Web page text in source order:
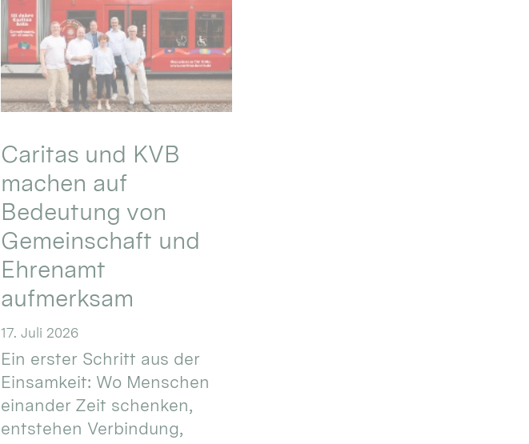
Caritas und KVB
machen auf
Bedeutung von
Gemeinschaft und
Ehrenamt
aufmerksam
17. Juli 2026
Ein erster Schritt aus der
Einsamkeit: Wo Menschen
einander Zeit schenken,
entstehen Verbindung,